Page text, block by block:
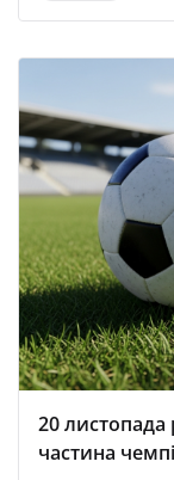
20 листопада
частина